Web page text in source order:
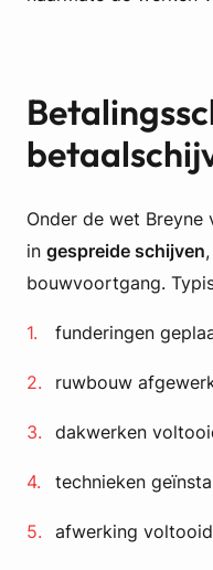
Onder de wet
in gespreide schijven
bouwvoortgang.
funderingen
ruwbouw
dakwerken
technieken
afwerking voltooid